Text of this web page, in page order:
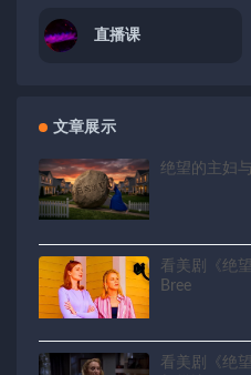
直播课
文章展示
绝望的主妇
看美剧《绝
Bree
看美剧《绝